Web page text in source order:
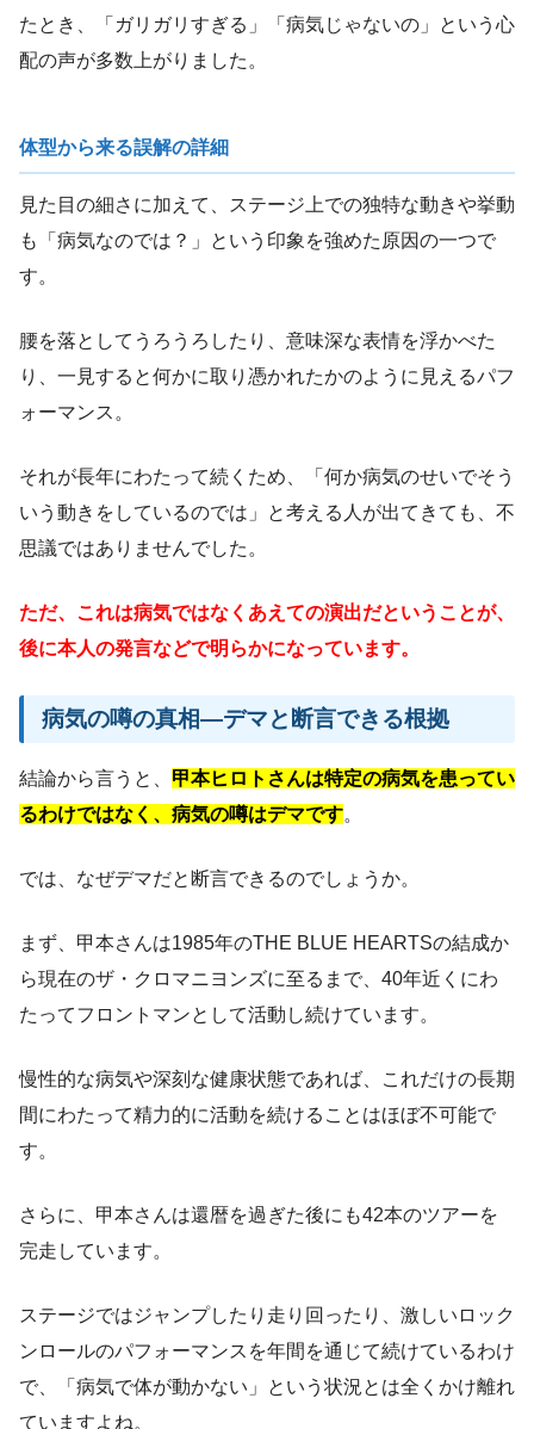
たとき、「ガリガリすぎる」「病気じゃないの」という心
配の声が多数上がりました。
体型から来る誤解の詳細
見た目の細さに加えて、ステージ上での独特な動きや挙動
も「病気なのでは？」という印象を強めた原因の一つで
す。
腰を落としてうろうろしたり、意味深な表情を浮かべた
り、一見すると何かに取り憑かれたかのように見えるパフ
ォーマンス。
それが長年にわたって続くため、「何か病気のせいでそう
いう動きをしているのでは」と考える人が出てきても、不
思議ではありませんでした。
ただ、これは病気ではなくあえての演出だということが、
後に本人の発言などで明らかになっています。
病気の噂の真相―デマと断言できる根拠
結論から言うと、 甲本ヒロトさんは特定の病気を患ってい
るわけではなく、病気の噂はデマです。
では、なぜデマだと断言できるのでしょうか。
まず、甲本さんは1985年のTHE BLUE HEARTSの結成か
ら現在のザ・クロマニヨンズに至るまで、40年近くにわ
たってフロントマンとして活動し続けています。
慢性的な病気や深刻な健康状態であれば、これだけの長期
間にわたって精力的に活動を続けることはほぼ不可能で
す。
さらに、甲本さんは還暦を過ぎた後にも42本のツアーを
完走しています。
ステージではジャンプしたり走り回ったり、激しいロック
ンロールのパフォーマンスを年間を通じて続けているわけ
で、「病気で体が動かない」という状況とは全くかけ離れ
ていますよね。